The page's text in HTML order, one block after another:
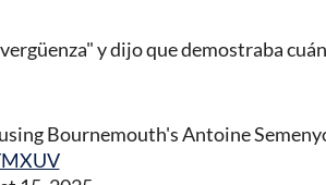
y dijo que demostraba
Bournemouth's Antoine